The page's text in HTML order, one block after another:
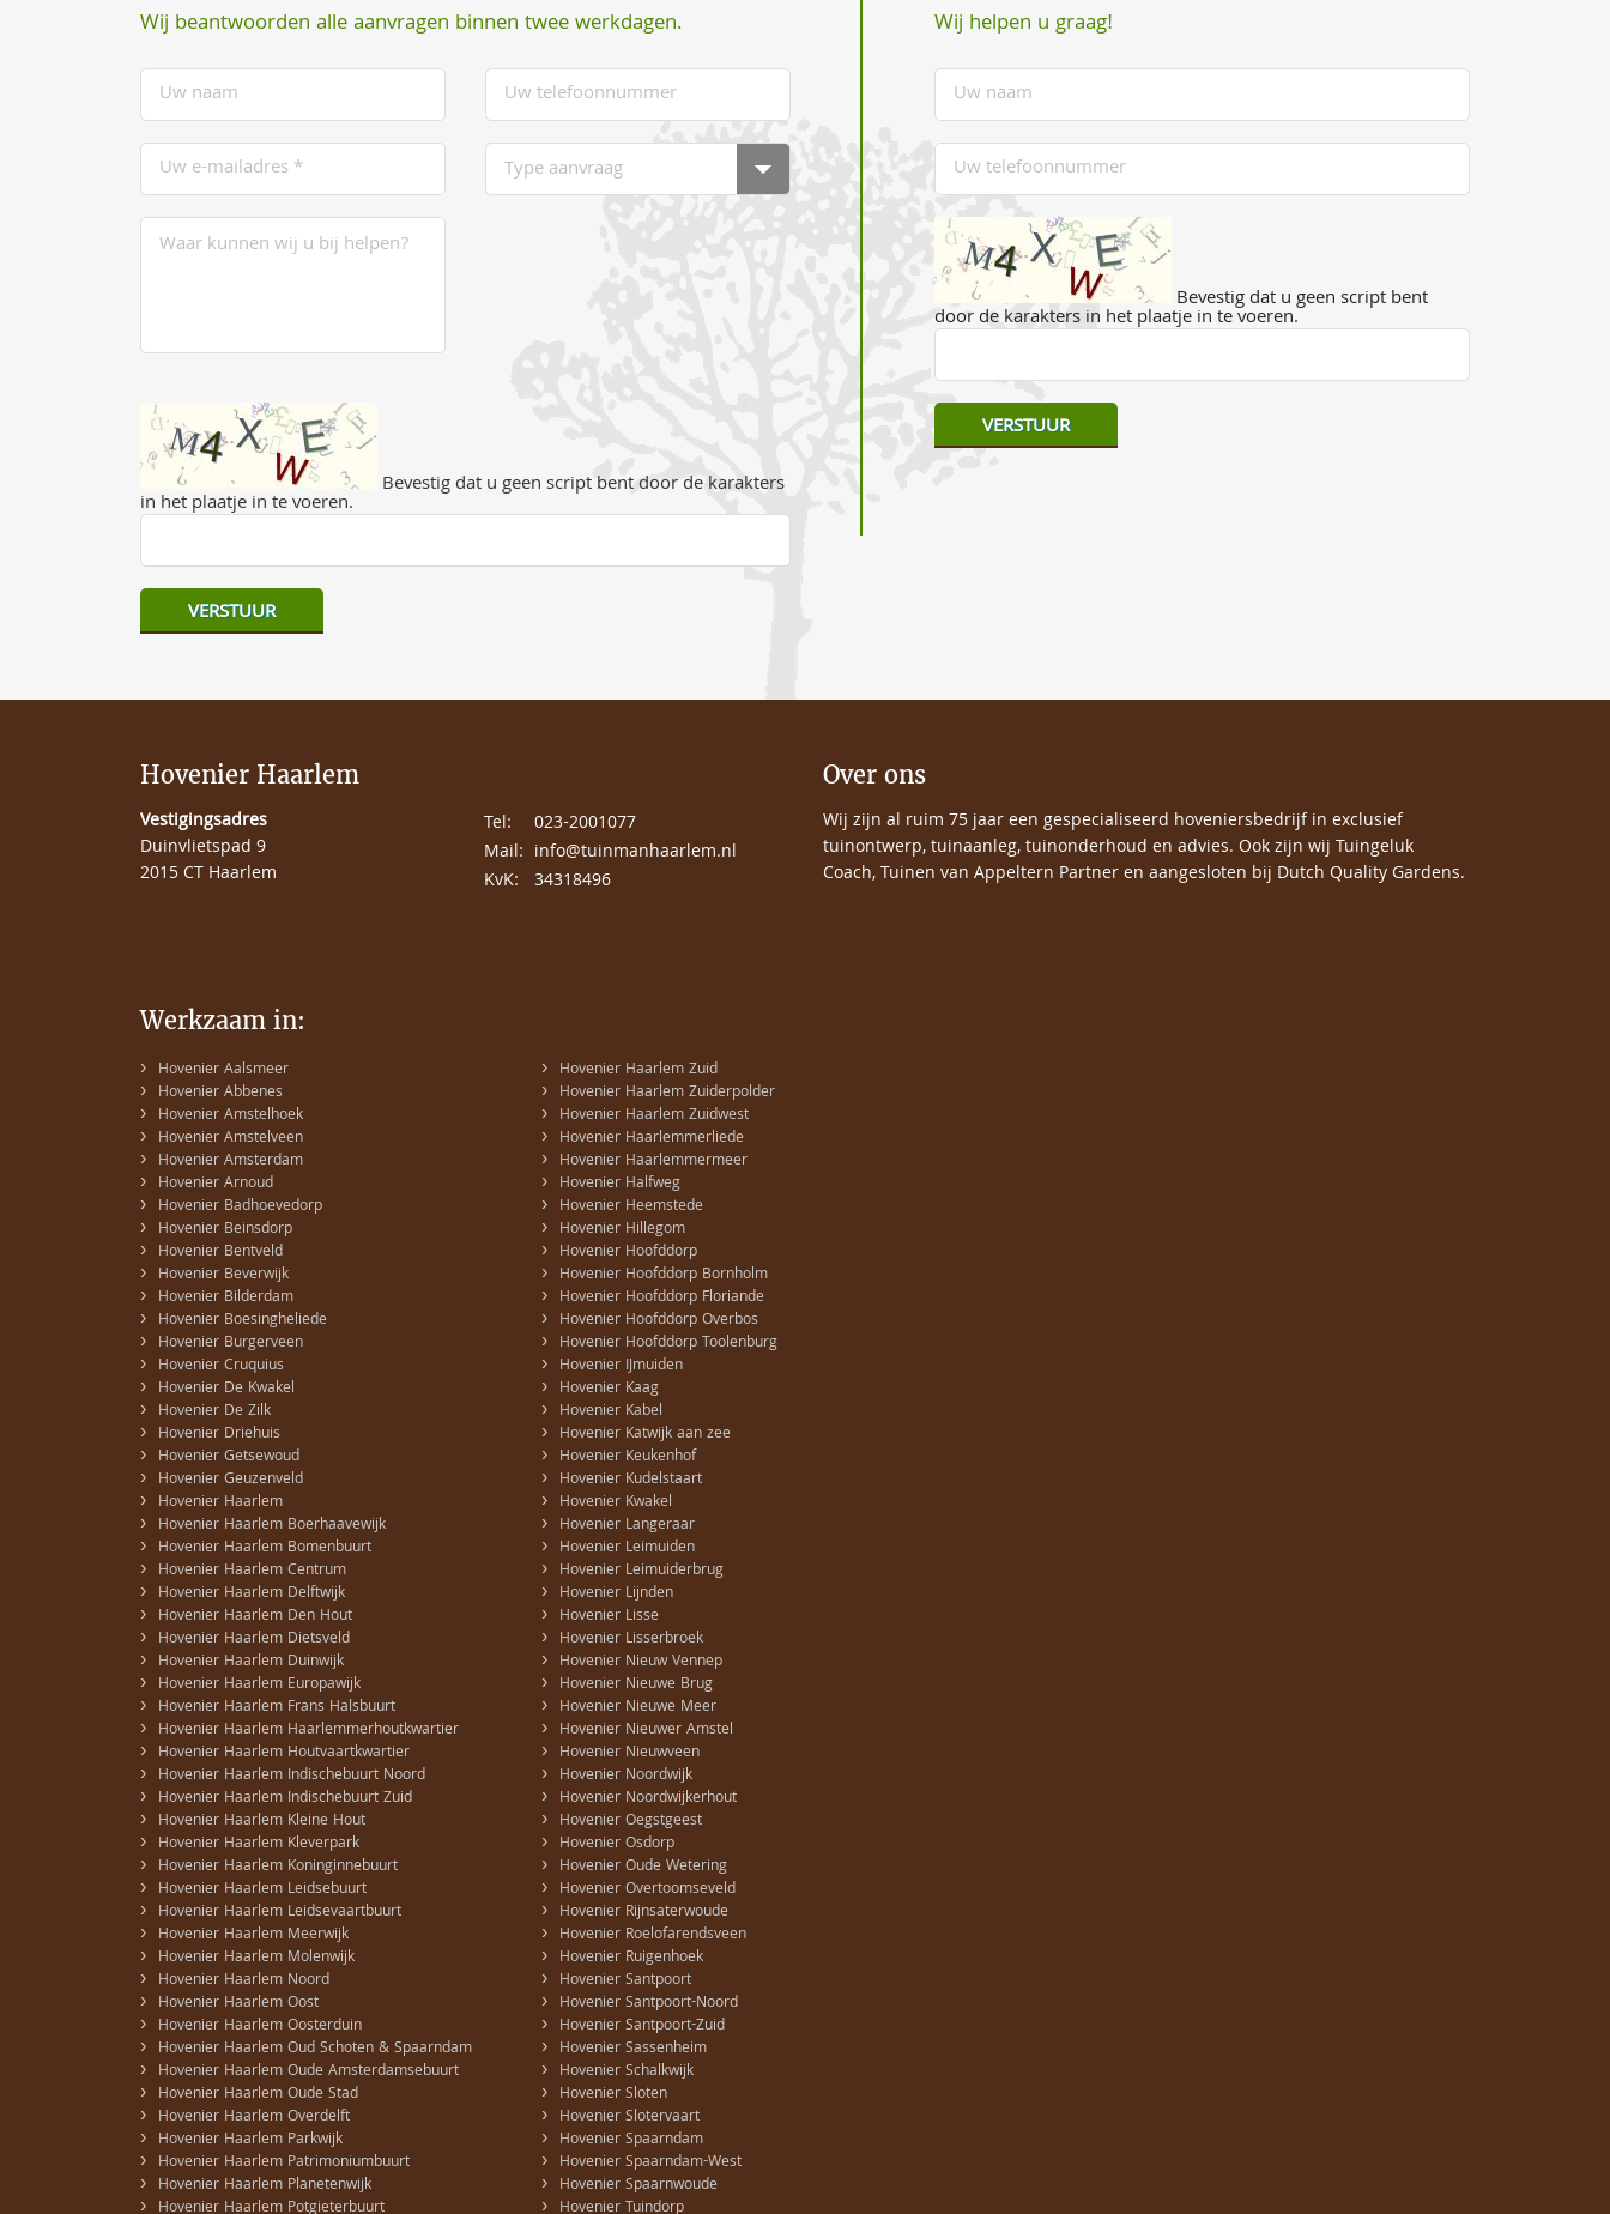
Wij beantwoorden alle aanvragen binnen twee werkdagen.
Bevestig dat u geen script bent door de karakters
in het plaatje in te voeren.
Wij helpen u graag!
Bevestig dat u geen script bent
door de karakters in het plaatje in te voeren.
Hovenier Haarlem
Vestigingsadres
Duinvlietspad 9
2015 CT Haarlem
Tel:
023-2001077
Mail: info@tuinmanhaarlem.nl
KvK: 34318496
Over ons
Wij zijn al ruim 75 jaar een gespecialiseerd hoveniersbedrijf in exclusief
tuinontwerp, tuinaanleg, tuinonderhoud en advies. Ook zijn wij Tuingeluk
Coach, Tuinen van Appeltern Partner en aangesloten bij Dutch Quality Gardens.
Werkzaam in:
› Hovenier Aalsmeer
› Hovenier Abbenes
› Hovenier Amstelhoek
› Hovenier Amstelveen
› Hovenier Amsterdam
› Hovenier Arnoud
› Hovenier Badhoevedorp
› Hovenier Beinsdorp
› Hovenier Bentveld
› Hovenier Beverwijk
› Hovenier Bilderdam
› Hovenier Boesingheliede
› Hovenier Burgerveen
› Hovenier Cruquius
› Hovenier De Kwakel
› Hovenier De Zilk
› Hovenier Driehuis
› Hovenier Getsewoud
› Hovenier Geuzenveld
› Hovenier Haarlem
› Hovenier Haarlem Boerhaavewijk
› Hovenier Haarlem Bomenbuurt
› Hovenier Haarlem Centrum
› Hovenier Haarlem Delftwijk
› Hovenier Haarlem Den Hout
› Hovenier Haarlem Dietsveld
› Hovenier Haarlem Duinwijk
› Hovenier Haarlem Europawijk
› Hovenier Haarlem Frans Halsbuurt
› Hovenier Haarlem Haarlemmerhoutkwartier
› Hovenier Haarlem Houtvaartkwartier
› Hovenier Haarlem Indischebuurt Noord
› Hovenier Haarlem Indischebuurt Zuid
› Hovenier Haarlem Kleine Hout
› Hovenier Haarlem Kleverpark
› Hovenier Haarlem Koninginnebuurt
› Hovenier Haarlem Leidsebuurt
› Hovenier Haarlem Leidsevaartbuurt
› Hovenier Haarlem Meerwijk
› Hovenier Haarlem Molenwijk
› Hovenier Haarlem Noord
› Hovenier Haarlem Oost
› Hovenier Haarlem Oosterduin
› Hovenier Haarlem Oud Schoten & Spaarndam
› Hovenier Haarlem Oude Amsterdamsebuurt
› Hovenier Haarlem Oude Stad
› Hovenier Haarlem Overdelft
› Hovenier Haarlem Parkwijk
› Hovenier Haarlem Patrimoniumbuurt
› Hovenier Haarlem Planetenwijk
Hovenier Haarlem Potgieterbuurt
› Hovenier Haarlem Zuid
› Hovenier Haarlem Zuiderpolder
› Hovenier Haarlem Zuidwest
› Hovenier Haarlemmerliede
› Hovenier Haarlemmermeer
› Hovenier Halfweg
› Hovenier Heemstede
› Hovenier Hillegom
› Hovenier Hoofddorp
› Hovenier Hoofddorp Bornholm
› Hovenier Hoofddorp Floriande
› Hovenier Hoofddorp Overbos
› Hovenier Hoofddorp Toolenburg
› Hovenier IJmuiden
› Hovenier Kaag
› Hovenier Kabel
› Hovenier Katwijk aan zee
› Hovenier Keukenhof
› Hovenier Kudelstaart
› Hovenier Kwakel
› Hovenier Langeraar
› Hovenier Leimuiden
› Hovenier Leimuiderbrug
› Hovenier Lijnden
› Hovenier Lisse
› Hovenier Lisserbroek
› Hovenier Nieuw Vennep
› Hovenier Nieuwe Brug
› Hovenier Nieuwe Meer
› Hovenier Nieuwer Amstel
› Hovenier Nieuwveen
› Hovenier Noordwijk
› Hovenier Noordwijkerhout
› Hovenier Oegstgeest
› Hovenier Osdorp
› Hovenier Oude Wetering
› Hovenier Overtoomseveld
› Hovenier Rijnsaterwoude
› Hovenier Roelofarendsveen
› Hovenier Ruigenhoek
› Hovenier Santpoort
› Hovenier Santpoort-Noord
› Hovenier Santpoort-Zuid
› Hovenier Sassenheim
› Hovenier Schalkwijk
› Hovenier Sloten
› Hovenier Slotervaart
› Hovenier Spaarndam
› Hovenier Spaarndam-West
› Hovenier Spaarnwoude
Hovenier Tuindorp